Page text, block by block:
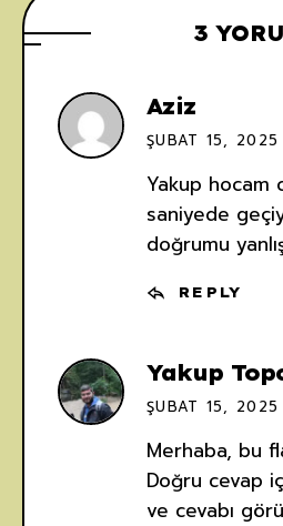
3
Aziz
ŞUBAT 15,
Yakup hocam
saniyede
doğrumu
REPLY
Yakup
ŞUBAT 15,
Merhaba, bu
Doğru cevap
ve cevabı